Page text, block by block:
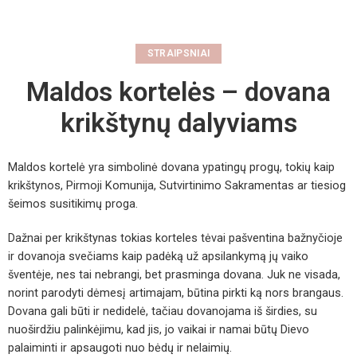
STRAIPSNIAI
Maldos kortelės – dovana
krikštynų dalyviams
Maldos kortelė yra simbolinė dovana ypatingų progų, tokių kaip
krikštynos, Pirmoji Komunija, Sutvirtinimo Sakramentas ar tiesiog
šeimos susitikimų proga.
Dažnai per krikštynas tokias korteles tėvai pašventina bažnyčioje
ir dovanoja svečiams kaip padėką už apsilankymą jų vaiko
šventėje, nes tai nebrangi, bet prasminga dovana. Juk ne visada,
norint parodyti dėmesį artimajam, būtina pirkti ką nors brangaus.
Dovana gali būti ir nedidelė, tačiau dovanojama iš širdies, su
nuoširdžiu palinkėjimu, kad jis, jo vaikai ir namai būtų Dievo
palaiminti ir apsaugoti nuo bėdų ir nelaimių.